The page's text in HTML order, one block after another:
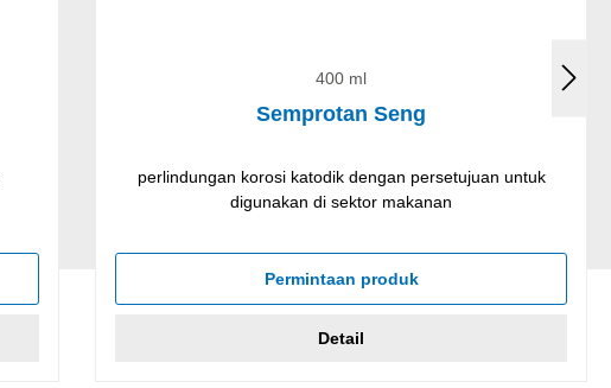
400 ml
Semprotan Seng
perlindungan korosi katodik dengan persetujuan untuk
digunakan di sektor makanan
Permintaan produk
Detail